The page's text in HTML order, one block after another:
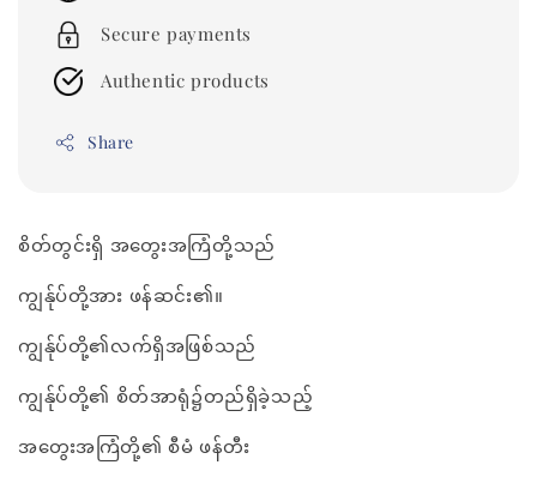
Secure payments
Authentic products
Share
စိတ်တွင်းရှိ အတွေးအကြံတို့သည်
ကျွန်ုပ်တို့အား ဖန်ဆင်း၏။
ကျွန်ုပ်တို့၏လက်ရှိအဖြစ်သည်
ကျွန်ုပ်တို့၏ စိတ်အာရုံ၌တည်ရှိခဲ့သည့်
အတွေးအကြံတို့၏ စီမံ ဖန်တီး